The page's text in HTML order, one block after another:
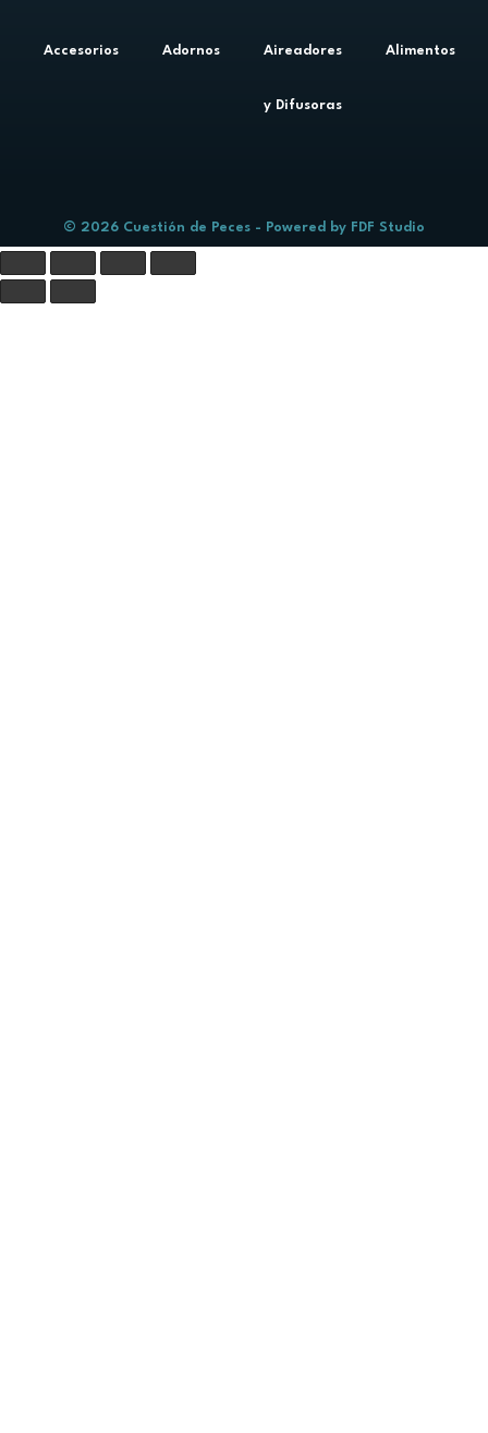
Accesorios Adornos Aireadores
y Difusoras
Alimentos
© 2026 Cuestión de Peces - Powered by FDF Studio